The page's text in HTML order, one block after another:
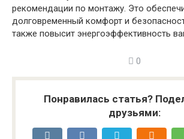
рекомендации по монтажу. Это
долговременный комфорт и
также повысит энергоэффективность
0
Понравилась статья?
друзьями: